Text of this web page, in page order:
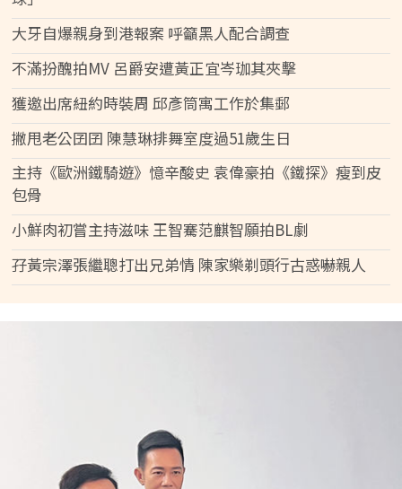
大牙自爆親身到港報案 呼籲黑人配合調查
不滿扮醜拍MV 呂爵安遭黃正宜岑珈其夾擊
獲邀出席紐約時裝周 邱彥筒寓工作於集郵
撇甩老公囝囝 陳慧琳排舞室度過51歲生日
主持《歐洲鐵騎遊》憶辛酸史 袁偉豪拍《鐵探》瘦到皮
包骨
小鮮肉初嘗主持滋味 王智騫范麒智願拍BL劇
孖黃宗澤張繼聰打出兄弟情 陳家樂剃頭行古惑嚇親人